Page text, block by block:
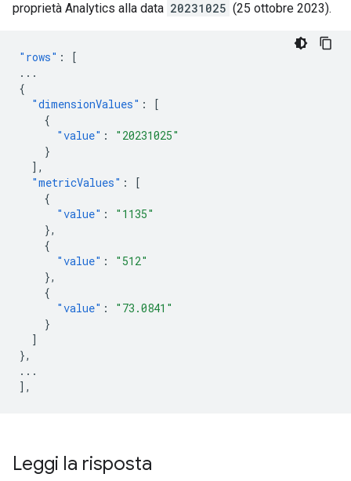
proprietà Analytics alla data 20231025 (25 ottobre 2023).
"rows" :
[
...
{
"dimensionValues" :
[
{
"value" :
"20231025"
}
],
"metricValues" :
[
{
"value" :
"1135"
},
{
"value" :
"512"
},
{
"value" :
"73.0841"
}
]
},
...
],
Leggi la risposta